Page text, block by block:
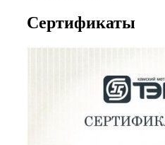
Сертификаты